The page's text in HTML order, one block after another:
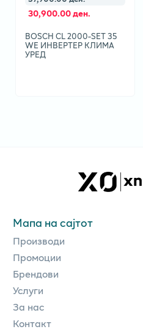
30,900.00 ден.
BOSCH CL 2000-SET 35
WE ИНВЕРТЕР КЛИМА
УРЕД
Мапа на сајтот
Производи
Промоции
Брендови
Услуги
За нас
Контакт